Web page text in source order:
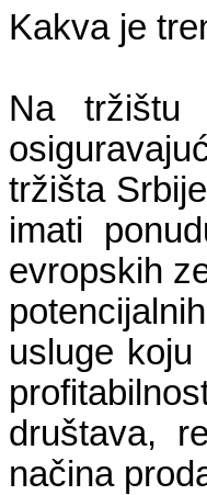
Kakva je
Na tržištu
tržišta
imati
evropskih
usluge
društava,
načina